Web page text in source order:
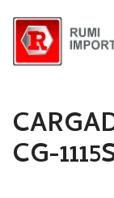
CG-